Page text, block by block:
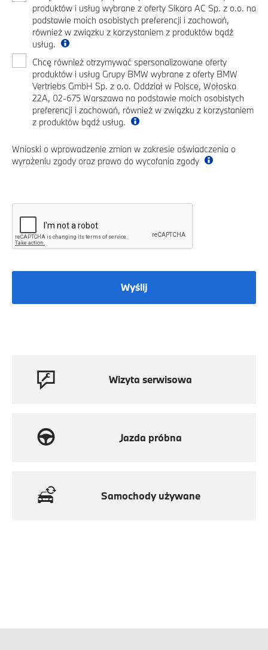
produktów i usług wybrane z oferty Sikora AC Sp. z o.o. na
podstawie moich osobistych preferencji i zachowań,
również w związku z korzystaniem z produktów bądź
usług.
Chcę również otrzymywać spersonalizowane oferty
produktów i usług Grupy BMW wybrane z oferty BMW
Vertriebs GmbH Sp. z o.o. Oddział w Polsce, Wołoska
22A, 02-675 Warszawa na podstawie moich osobistych
preferencji i zachowań, również w związku z korzystaniem
z produktów bądź usług.
Wnioski o wprowadzenie zmian w zakresie oświadczenia o
wyrażeniu zgody oraz prawo do wycofania zgody
Wyślij
Wizyta serwisowa
Jazda próbna
Samochody używane